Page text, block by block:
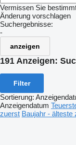
Vermissen Sie
Änderung vorschlagen
Suchergebnisse:
-
anzeigen
191 Anzeigen:
Filter
Sortierung:
Anzeigendatum
zuerst Baujahr - älteste